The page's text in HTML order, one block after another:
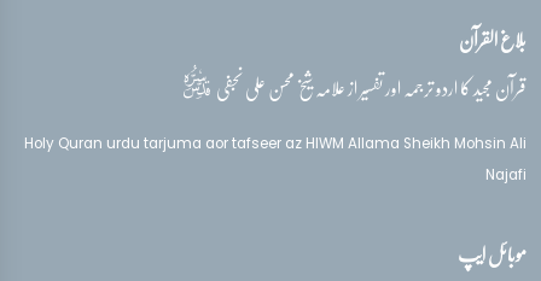
بلاغ القرآن
قرآن مجید کا اردو ترجمہ اور تفسیر از علامہ شیخ محسن علی نجفیقدس‌سره
Holy Quran urdu tarjuma aor tafseer az HIWM Allama Sheikh Mohsin Ali
Najafi
موبائل ایپ